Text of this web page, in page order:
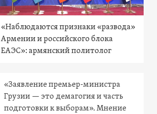
«Наблюдаются признаки «развода»
Армении и российского блока
ЕАЭС»: армянский политолог
«Заявление премьер-министра
Грузии — это демагогия и часть
подготовки к выборам». Мнение